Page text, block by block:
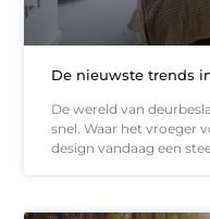
De nieuwste trends
De wereld van
snel. Waar het vroeger
design vandaag een